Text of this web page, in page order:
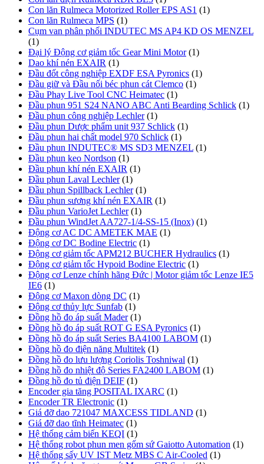
Con lăn Rulmeca Motorized Roller EPS AS1 (1)
Con lăn Rulmeca MPS (1)
Cụm van phân phối INDUTEC MS AP4 KD OS MENZEL
(1)
Đại lý Động cơ giảm tốc Gear Mini Motor (1)
Dao khí nén EXAIR (1)
Đầu đốt công nghiệp EXDF ESA Pyronics (1)
Đầu giữ và Đầu nối béc phun cát Clemco (1)
Đầu Phay Live Tool CNC Heimatec (1)
Đầu phun 951 S24 NANO ABC Anti Bearding Schlick (1)
Đầu phun công nghiệp Lechler (1)
Đầu phun Dược phẩm unit 937 Schlick (1)
Đầu phun hai chất model 970 Schlick (1)
Đầu phun INDUTEC® MS SD3 MENZEL (1)
Đầu phun keo Nordson (1)
Đầu phun khí nén EXAIR (1)
Đầu phun Laval Lechler (1)
Đầu phun Spillback Lechler (1)
Đầu phun sương khí nén EXAIR (1)
Đầu phun VarioJet Lechler (1)
Đầu phun WindJet AA727-1/4-SS-15 (Inox) (1)
Động cơ AC DC AMETEK MAE (1)
Động cơ DC Bodine Electric (1)
Động cơ giảm tốc APM212 BUCHER Hydraulics (1)
Động cơ giảm tốc Hypoid Bodine Electric (1)
Động cơ Lenze chính hãng Đức | Motor giảm tốc Lenze IE5
IE6 (1)
Động cơ Maxon dòng DC (1)
Động cơ thủy lực Sunfab (1)
Đồng hồ đo áp suất Mader (1)
Đồng hồ đo áp suất ROT G ESA Pyronics (1)
Đồng hồ đo áp suất Series BA4100 LABOM (1)
Đồng hồ đo điện năng Multitek (1)
Đồng hồ đo lưu lượng Coriolis Toshniwal (1)
Đồng hồ đo nhiệt độ Series FA2400 LABOM (1)
Đồng hồ đo tủ điện DEIF (1)
Encoder gia tăng POSITAL IXARC (1)
Encoder TR Electronic (1)
Giá đỡ dao 721047 MAXCESS TIDLAND (1)
Giá đỡ dao tĩnh Heimatec (1)
Hệ thống cảm biến KEQI (1)
Hệ thống robot phun men gốm sứ Gaiotto Automation (1)
Hệ thống sấy UV IST Metz MBS C Air-Cooled (1)